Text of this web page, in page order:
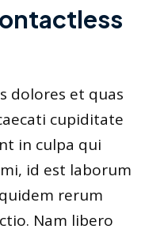
dolores et quas
cupiditate
in culpa qui
id est laborum
rerum
Nam libero